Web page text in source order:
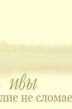
авторы